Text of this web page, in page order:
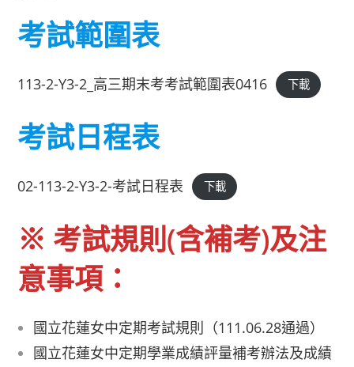
考試範圍表
113-2-Y3-2_高三期末考考試範圍表0416 下載
考試日程表
02-113-2-Y3-2-考試日程表 下載
※ 考試規則(含補考)及注
意事項：
國立花蓮女中定期考試規則（111.06.28通過）
國立花蓮女中定期學業成績評量補考辦法及成績